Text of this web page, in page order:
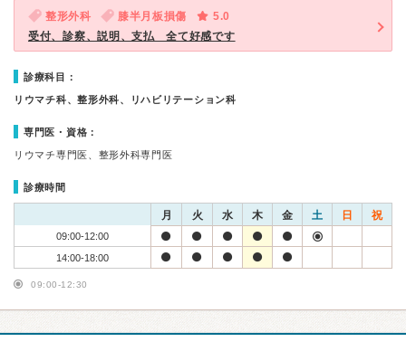
整形外科 膝半月板損傷
5.0
受付、診察、説明、支払 全て好感です
診療科目：
リウマチ科、整形外科、リハビリテーション科
専門医・資格：
リウマチ専門医、整形外科専門医
診療時間
月 火 水 木 金 土 日 祝
09:00-12:00
14:00-18:00
09:00-12:30